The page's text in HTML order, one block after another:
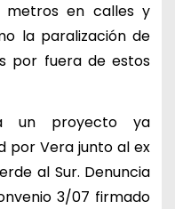
metros en calles y
la paralización de
por fuera de estos
un proyecto ya
por Vera junto al ex
al Sur. Denuncia
3/07 firmado